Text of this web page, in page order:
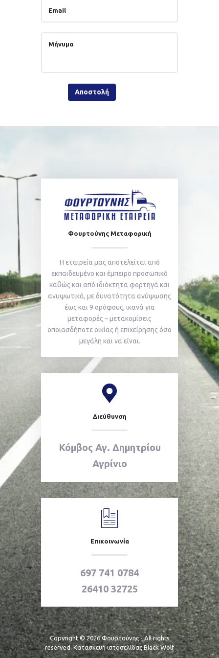
Φουρτούνης Μεταφορική
Η εταιρεία μας αποτελείται από
εκπαιδευμένο και έμπειρο προσωπικό
καθώς και από ιδιόκτητα φορτηγά και
ανυψωτικά, με δυνατότητα ανύψωσης
έως και 9 ορόφους, ικανά για
μεταφορές – μετακομίσεις
οποιασδήποτε οικίας ή επιχείρησης όσο
μεγάλη και να είναι.
Διεύθυνση
Κόμβος Αγ. Δημητρίου
Αγρίνιο
Επικοινωνία
697 741 0784
26410 32725
Copyright © 2026 Φουρτούνης - All rights
reserved. Κατασκευή ιστοσελίδαςBlack Wolf